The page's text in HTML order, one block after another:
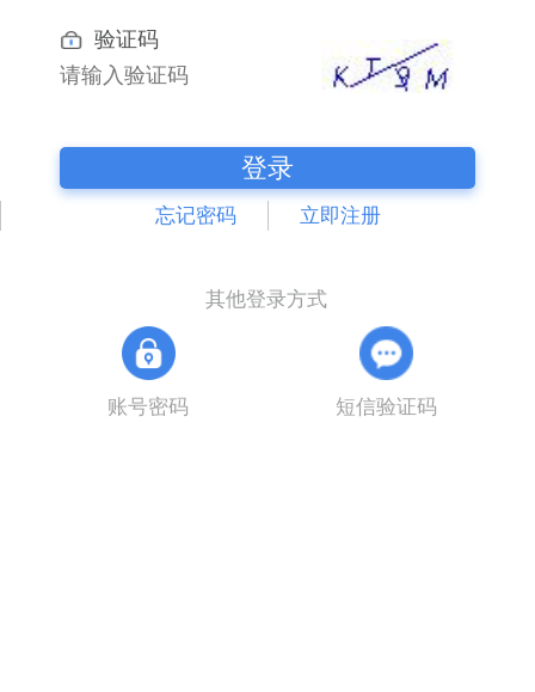
验证码
登录
忘记密码 立即注册
其他登录方式
账号密码 短信验证码